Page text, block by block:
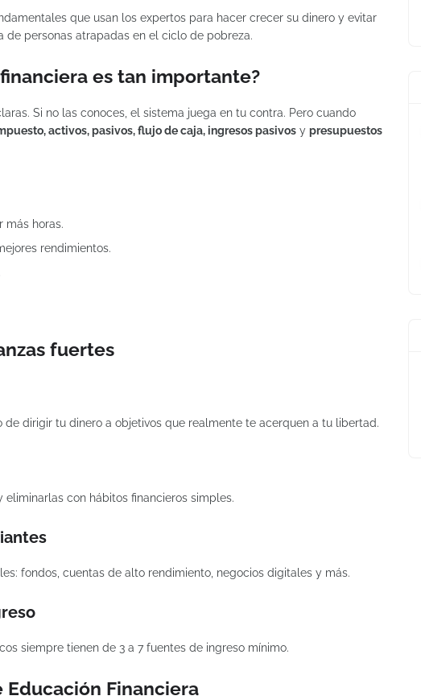
que usan los expertos para hacer crecer su dinero y evitar
de personas atrapadas en el ciclo de pobreza.
es tan importante?
Si no las conoces, el sistema juega en tu contra. Pero cuando
activos, pasivos, flujo de caja, ingresos pasivos y presupuestos
más horas.
rendimientos.
fuertes
de dirigir tu dinero a objetivos que realmente te acerquen a tu libertad.
con hábitos financieros simples.
fondos, cuentas de alto rendimiento, negocios digitales y más.
siempre tienen de 3 a 7 fuentes de ingreso mínimo.
Financiera